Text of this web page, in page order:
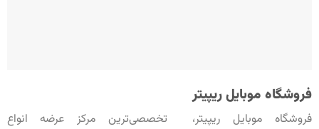
فروشگاه موبایل ریپیتر
فروشگاه موبایل ریپیتر، تخصصی‌ترین مرکز عرضه انواع